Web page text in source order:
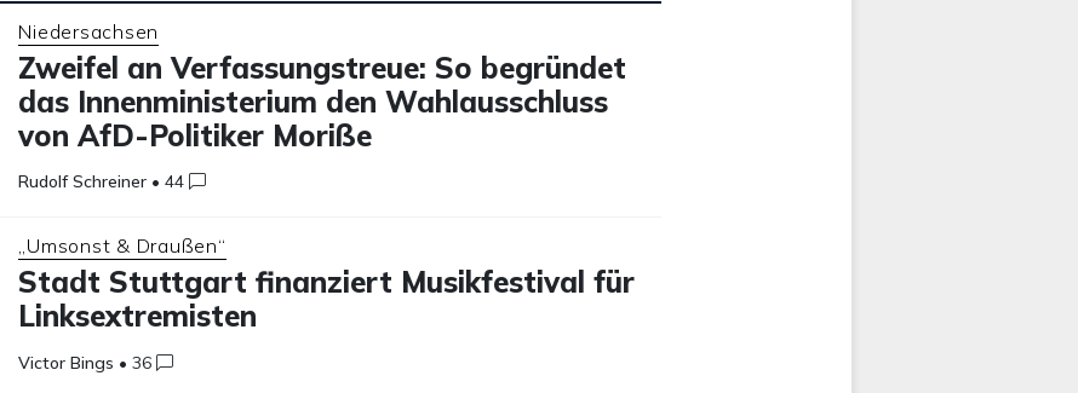
Niedersachsen
Zweifel an Verfassungstreue: So begründet
das Innenministerium den Wahlausschluss
von AfD-Politiker Moriße
Rudolf Schreiner •44
„Umsonst & Draußen“
Stadt Stuttgart finanziert Musikfestival für
Linksextremisten
Victor Bings •36